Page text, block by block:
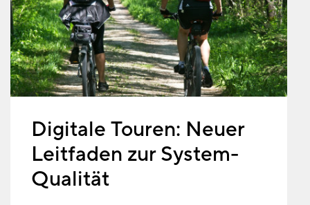
Digitale Touren: Neuer
Leitfaden zur System-
Qualität